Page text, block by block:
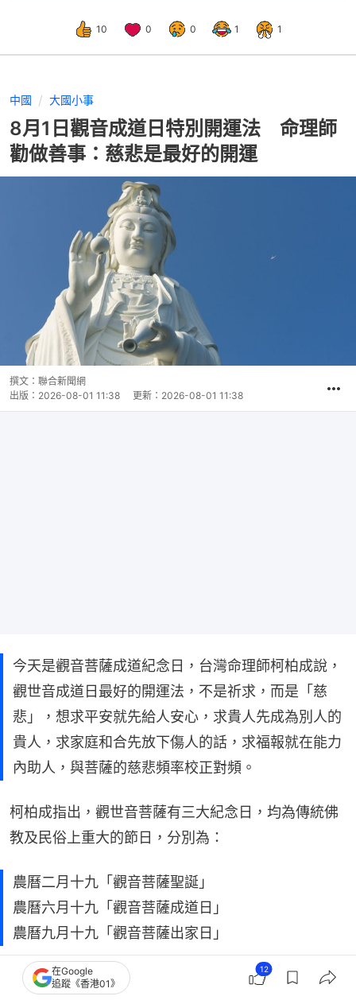
10 0 0 1 1
中國 大國小事
8月1日觀音成道日特別開運法 命理師
勸做善事：慈悲是最好的開運
撰文： 聯合新聞網
出版： 2026-08-01 11:38 更新： 2026-08-01 11:38
今天是觀音菩薩成道紀念日，台灣命理師柯柏成說，
觀世音成道日最好的開運法，不是祈求，而是「慈
悲」，想求平安就先給人安心，求貴人先成為別人的
貴人，求家庭和合先放下傷人的話，求福報就在能力
內助人，與菩薩的慈悲頻率校正對頻。
柯柏成指出，觀世音菩薩有三大紀念日，均為傳統佛
教及民俗上重大的節日，分別為：
農曆二月十九「觀音菩薩聖誕」
農曆六月十九「觀音菩薩成道日」
農曆九月十九「觀音菩薩出家日」
今天（1日）就是觀世音菩薩成道紀念日。
在Google
追蹤《香港01》
12